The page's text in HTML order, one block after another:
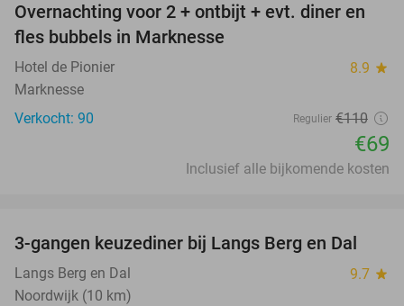
37%
Overnachting voor 2 + ontbijt + evt. diner en
fles bubbels in Marknesse
Hotel de Pionier 8.9 star
Marknesse
Verkocht: 90
Regulier €110
€69
Inclusief alle bijkomende kosten
44%
3-gangen keuzediner bij Langs Berg en Dal
Langs Berg en Dal 9.7 star
Noordwijk (10 km)